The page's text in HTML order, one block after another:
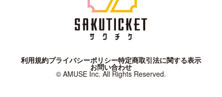
利用規約プライバシーポリシー特定商取引法に関する表示
お問い合わせ
© AMUSE Inc. All Rights Reserved.